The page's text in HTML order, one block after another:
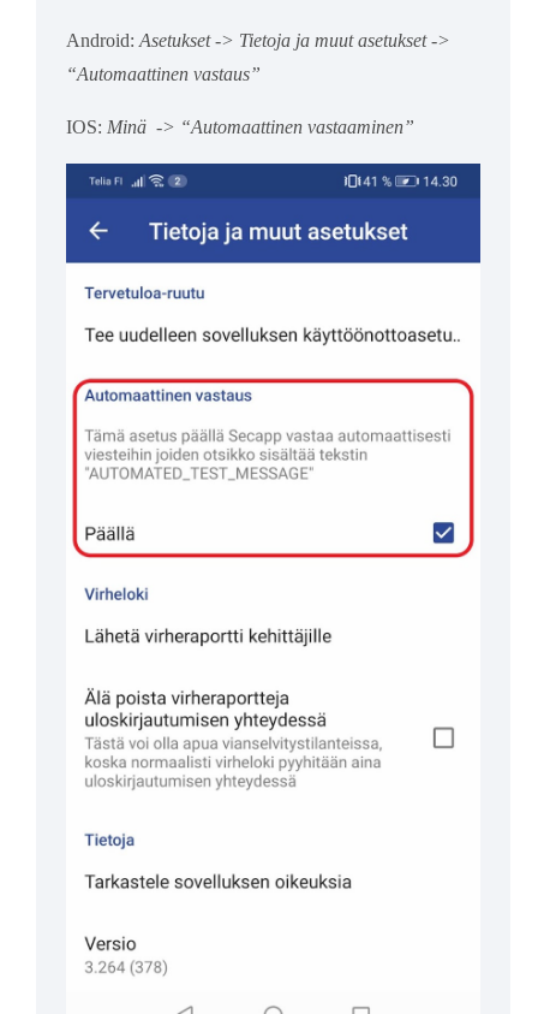
Android: Asetukset -> Tietoja ja muut asetukset ->
“Automaattinen vastaus”
IOS: Minä -> “Automaattinen vastaaminen”